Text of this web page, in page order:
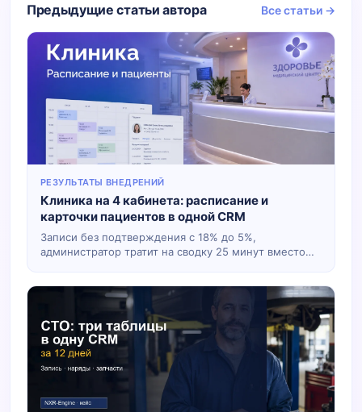
Предыдущие статьи автора Все статьи →
РЕЗУЛЬТАТЫ ВНЕДРЕНИЙ
Клиника на 4 кабинета: расписание и
карточки пациентов в одной CRM
Записи без подтверждения с 18% до 5%,
администратор тратит на сводку 25 минут вместо